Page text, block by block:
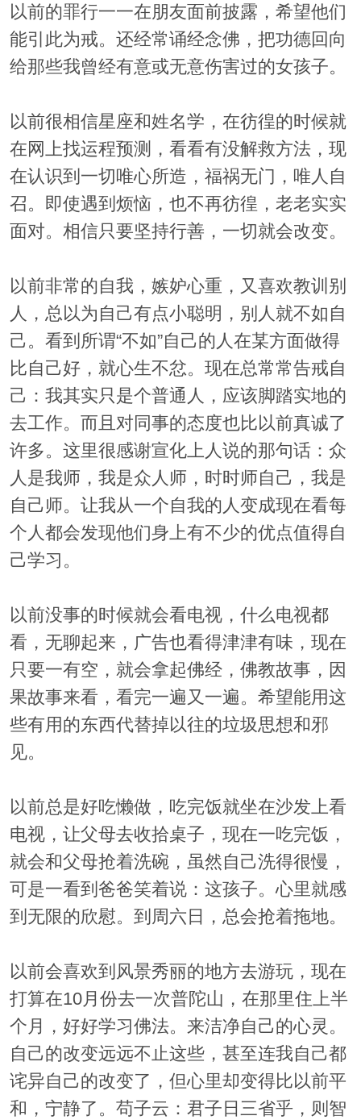
以前的罪行一一在朋友面前披露，希望他们
能引此为戒。还经常诵经念佛，把功德回向
给那些我曾经有意或无意伤害过的女孩子。
以前很相信星座和姓名学，在彷徨的时候就
在网上找运程预测，看看有没解救方法，现
在认识到一切唯心所造，福祸无门，唯人自
召。即使遇到烦恼，也不再彷徨，老老实实
面对。相信只要坚持行善，一切就会改变。
以前非常的自我，嫉妒心重，又喜欢教训别
人，总以为自己有点小聪明，别人就不如自
己。看到所谓“不如”自己的人在某方面做得
比自己好，就心生不忿。现在总常常告戒自
己：我其实只是个普通人，应该脚踏实地的
去工作。而且对同事的态度也比以前真诚了
许多。这里很感谢宣化上人说的那句话：众
人是我师，我是众人师，时时师自己，我是
自己师。让我从一个自我的人变成现在看每
个人都会发现他们身上有不少的优点值得自
己学习。
以前没事的时候就会看电视，什么电视都
看，无聊起来，广告也看得津津有味，现在
只要一有空，就会拿起佛经，佛教故事，因
果故事来看，看完一遍又一遍。希望能用这
些有用的东西代替掉以往的垃圾思想和邪
见。
以前总是好吃懒做，吃完饭就坐在沙发上看
电视，让父母去收拾桌子，现在一吃完饭，
就会和父母抢着洗碗，虽然自己洗得很慢，
可是一看到爸爸笑着说：这孩子。心里就感
到无限的欣慰。到周六日，总会抢着拖地。
以前会喜欢到风景秀丽的地方去游玩，现在
打算在10月份去一次普陀山，在那里住上半
个月，好好学习佛法。来洁净自己的心灵。
自己的改变远远不止这些，甚至连我自己都
诧异自己的改变了，但心里却变得比以前平
和，宁静了。苟子云：君子日三省乎，则智